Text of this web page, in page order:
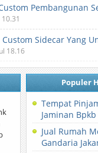
Pembangunan
Sidecar Yang
18.16
Populer
Tempat
Jaminan Bpkb
Jual Rumah
Gandaria